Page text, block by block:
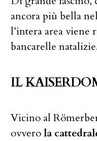
ancora più bella
l’intera area viene
bancarelle
IL
Vicino al
ovverola